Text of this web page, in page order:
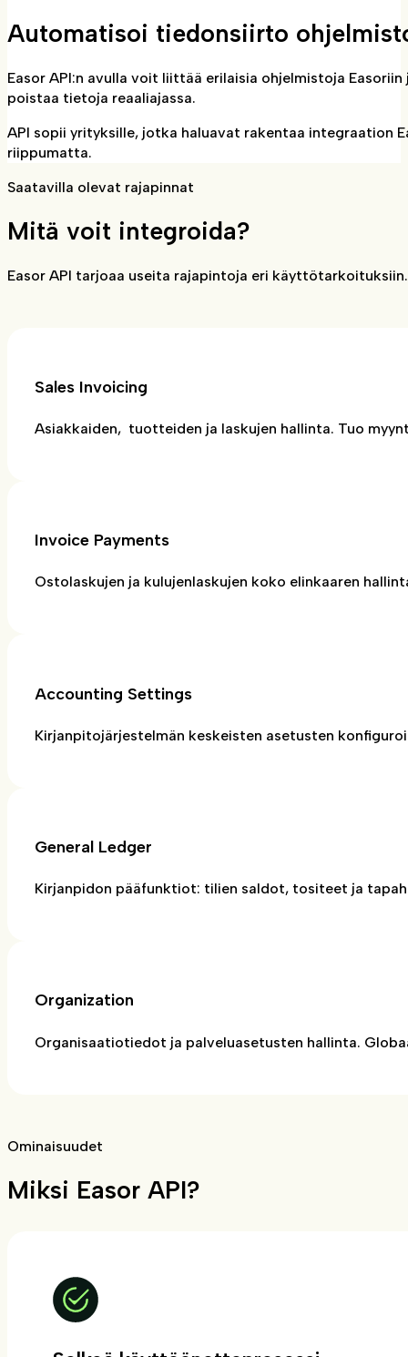
Automatisoi tiedonsiirto
Easor API:n avulla voit liittää erilaisia ohjelmistoja
poistaa tietoja reaaliajassa.
API sopii yrityksille, jotka haluavat rakentaa integraation
riippumatta.
Saatavilla olevat rajapinnat
Mitä voit integroida?
Easor API tarjoaa useita rajapintoja eri
Sales Invoicing
Asiakkaiden, tuotteiden ja laskujen hallinta. Tuo
Invoice Payments
Ostolaskujen ja kulujenlaskujen koko elinkaaren
Accounting Settings
Kirjanpitojärjestelmän keskeisten asetusten
General Ledger
Kirjanpidon pääfunktiot: tilien saldot, tositeet ja
Organization
Organisaatiotiedot ja palveluasetusten hallinta.
Ominaisuudet
Miksi Easor API?